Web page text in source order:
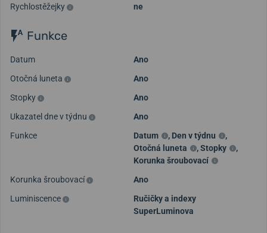
Rychlostěžejky
ne
Funkce
Datum
Ano
Otočná luneta
Ano
Stopky
Ano
Ukazatel dne v týdnu
Ano
Funkce
Datum , Den v týdnu
,
Otočná luneta
,Stopky
,
Korunka šroubovací
Korunka šroubovací
Ano
Luminiscence
Ručičky a indexy
SuperLuminova